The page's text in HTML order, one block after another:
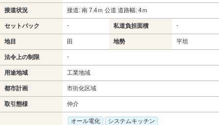
接道状況 接道: 南 7.4ｍ 公道 道路幅: 4ｍ
セットバック - 私道負担面積 -
地目 田 地勢 平坦
法令上の制限 -
用途地域 工業地域
都市計画 市街化区域
取引態様 仲介
オール電化
システムキッチン